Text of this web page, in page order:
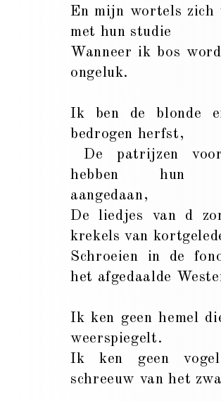
En mijn wortels zich
met hun studie
Wanneer ik bos
ongeluk.
Ik ben de blonde
bedrogen herfst,
De patrijzen
hebben hun
aangedaan,
De liedjes van d
krekels van
Schroeien in de
het afgedaalde
Ik ken geen hemel
weerspiegelt.
Ik ken geen
schreeuw van het